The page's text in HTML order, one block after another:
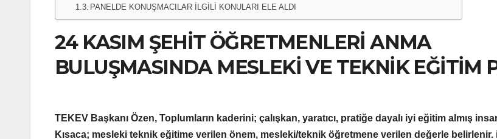
PANELDE KONUŞMACILAR İLGİLİ KONULARI ELE ALDI
24 KASIM ŞEHİT ÖĞRETMENLERİ ANMA
BULUŞMASINDA MESLEKİ VE TEKNİK EĞİTİM
TEKEV Başkanı Özen, Toplumların kaderini; çalışkan, yaratıcı, pratiğe dayalı iyi eğitim almış
Kısaca; mesleki teknik eğitime verilen önem, mesleki/teknik öğretmene verilen değerle belirlenir.